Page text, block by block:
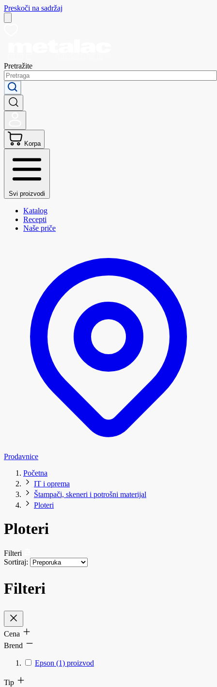
Preskoči na sadržaj
Pretražite
Korpa
Svi proizvodi
Katalog
Recepti
Naše priče
Prodavnice
Početna
IT i oprema
Štampači, skeneri i potrošni materijal
Ploteri
Ploteri
Filteri
Sortiraj:
Filteri
Cena
Brend
Epson (1) proizvod
Tip